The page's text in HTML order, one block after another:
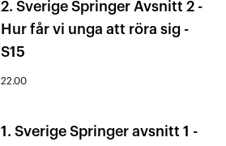
2. Sverige Springer Avsnitt 2 -
Hur får vi unga att röra sig -
S15
22.00
1. Sverige Springer avsnitt 1 -